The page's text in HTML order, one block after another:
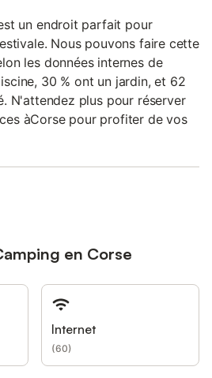
un endroit parfait pour
Nous pouvons faire cette
les données internes de
30 % ont un jardin, et 62
N'attendez plus pour réserver
àCorse pour profiter de vos
en Corse
Internet
(60)